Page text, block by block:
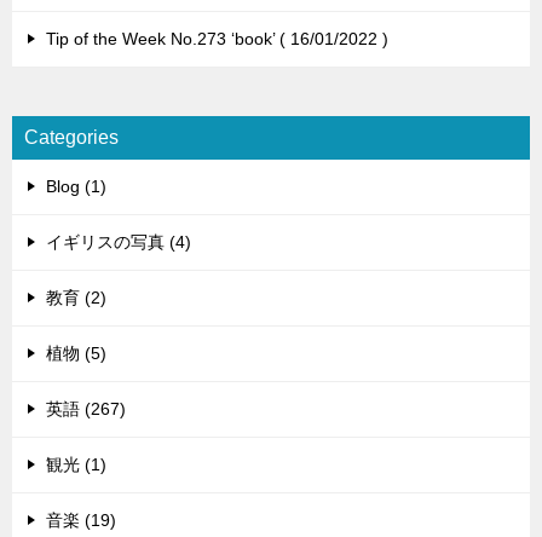
Tip of the Week No.273 ‘book’ 16/01/2022
Categories
Blog (1)
イギリスの写真 (4)
教育 (2)
植物 (5)
英語 (267)
観光 (1)
音楽 (19)